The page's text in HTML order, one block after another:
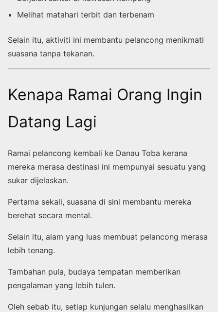
Melihat matahari terbit dan terbenam
Selain itu, aktiviti ini membantu pelancong menikmati
suasana tanpa tekanan.
Kenapa Ramai Orang Ingin
Datang Lagi
Ramai pelancong kembali ke Danau Toba kerana
mereka merasa destinasi ini mempunyai sesuatu yang
sukar dijelaskan.
Pertama sekali, suasana di sini membantu mereka
berehat secara mental.
Selain itu, alam yang luas membuat pelancong merasa
lebih tenang.
Tambahan pula, budaya tempatan memberikan
pengalaman yang lebih tulen.
Oleh sebab itu, setiap kunjungan selalu menghasilkan